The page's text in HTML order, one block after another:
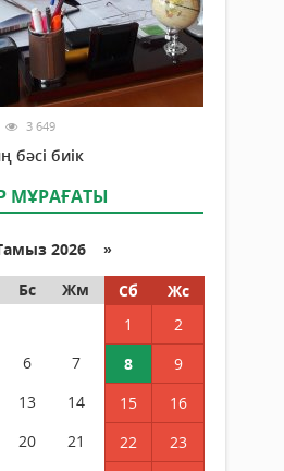
3 649
бәсі биік
МҰРАҒАТЫ
2026 »
Бс Жм Сб
Жс
1
2
6 7 8
9
13 14 15
16
20 21 22
23